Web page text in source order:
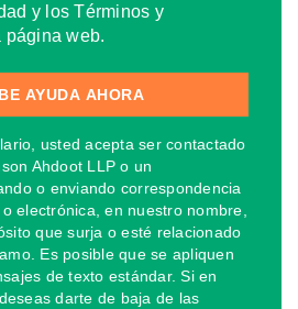
y los Términos y
web.
usted acepta ser contactado
Ahdoot LLP o un
o enviando correspondencia
electrónica, en nuestro nombre,
que surja o esté relacionado
Es posible que se apliquen
de texto estándar. Si en
darte de baja de las